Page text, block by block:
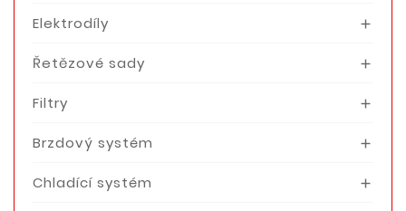
Elektrodíly 
Řetězové sady 
Filtry 
Brzdový systém 
Chladící systém 